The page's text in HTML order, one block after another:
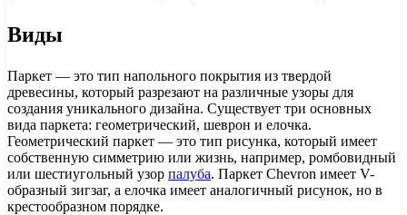
Виды
Паркет — это тип напольного покрытия из твердой
древесины, который разрезают на различные узоры для
создания уникального дизайна. Существует три основных
вида паркета: геометрический, шеврон и елочка.
Геометрический паркет — это тип рисунка, который имеет
собственную симметрию или жизнь, например, ромбовидный
или шестиугольный узор палуба. Паркет Chevron имеет V-
образный зигзаг, а елочка имеет аналогичный рисунок, но в
крестообразном порядке.